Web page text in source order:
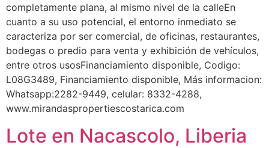
completamente plana, al mismo nivel de la calleEn
cuanto a su uso potencial, el entorno inmediato se
caracteriza por ser comercial, de oficinas, restaurantes,
bodegas o predio para venta y exhibición de vehículos,
entre otros usosFinanciamiento disponible, Codigo:
L08G3489, Financiamiento disponible, Más informacion:
Whatsapp:2282-9449, celular: 8332-4288,
www.mirandaspropertiescostarica.com
Lote en Nacascolo, Liberia